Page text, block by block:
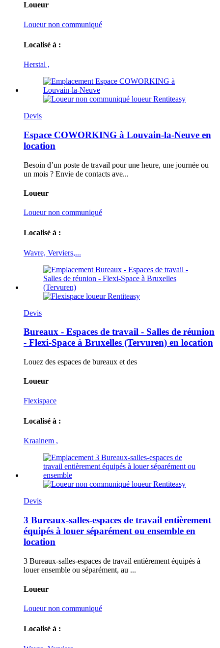
Loueur
Loueur non communiqué
Localisé à :
Herstal ,
Devis
Espace COWORKING à Louvain-la-Neuve en
location
Besoin d’un poste de travail pour une heure, une journée ou
un mois ? Envie de contacts ave...
Loueur
Loueur non communiqué
Localisé à :
Wavre, Verviers,...
Devis
Bureaux - Espaces de travail - Salles de réunion
- Flexi-Space à Bruxelles (Tervuren) en location
Louez des espaces de bureaux et des
Loueur
Flexispace
Localisé à :
Kraainem ,
Devis
3 Bureaux-salles-espaces de travail entièrement
équipés à louer séparément ou ensemble en
location
3 Bureaux-salles-espaces de travail entièrement équipés à
louer ensemble ou séparément, au ...
Loueur
Loueur non communiqué
Localisé à :